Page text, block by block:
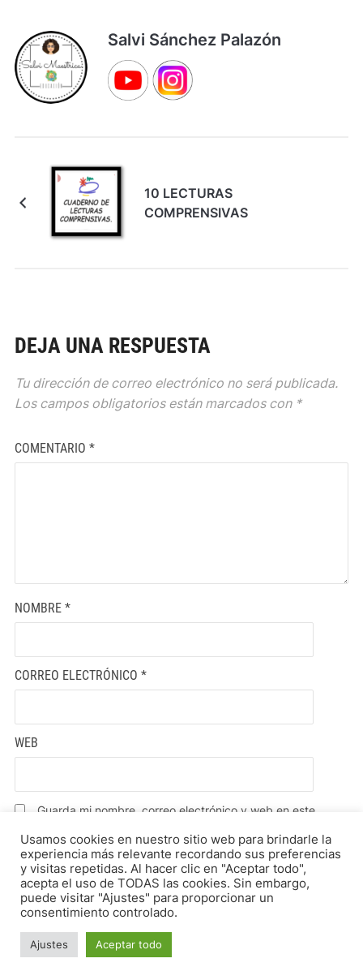
Salvi Sánchez Palazón
10 LECTURAS
COMPRENSIVAS
DEJA UNA RESPUESTA
Tu dirección de correo electrónico no será publicada.
Los campos obligatorios están marcados con *
COMENTARIO *
NOMBRE *
CORREO ELECTRÓNICO *
WEB
Guarda mi nombre, correo electrónico y web en este
navegador para la próxima vez que comente.
Usamos cookies en nuestro sitio web para brindarle la
experiencia más relevante recordando sus preferencias
y visitas repetidas. Al hacer clic en "Aceptar todo",
acepta el uso de TODAS las cookies. Sin embargo,
puede visitar "Ajustes" para proporcionar un
consentimiento controlado.
Ajustes Aceptar todo